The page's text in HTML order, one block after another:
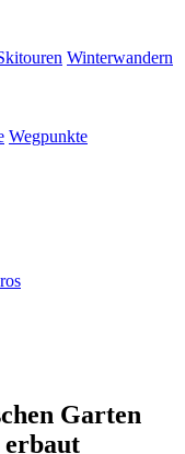
Winterwandern
Wegpunkte
Garten